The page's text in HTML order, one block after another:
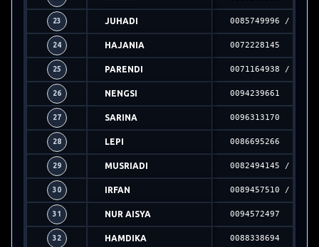
23 JUHADI 0085749996 /
24 HAJANIA 0072228145
25 PARENDI 0071164938 /
26 NENGSI 0094239661
27 SARINA 0096313170
28 LEPI 0086695266
29 MUSRIADI 0082494145 /
30 IRFAN 0089457510 /
31 NUR AISYA 0094572497
32 HAMDIKA 0088338694